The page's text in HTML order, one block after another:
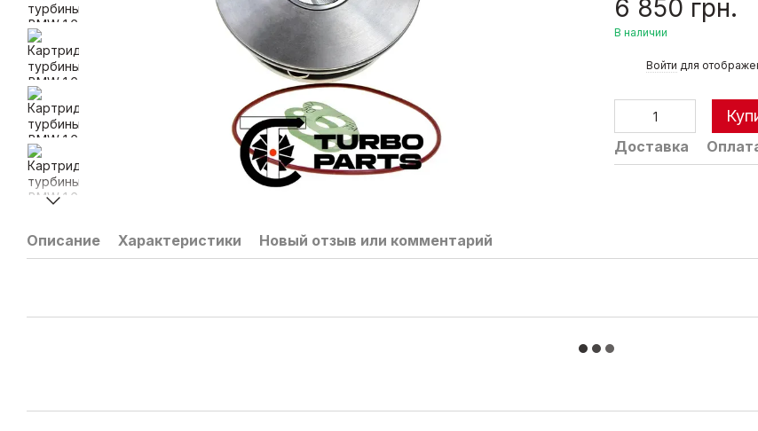
6 850 грн.
В наличии
Войти для
Доставка
Описание Характеристики Новый отзыв или комментарий